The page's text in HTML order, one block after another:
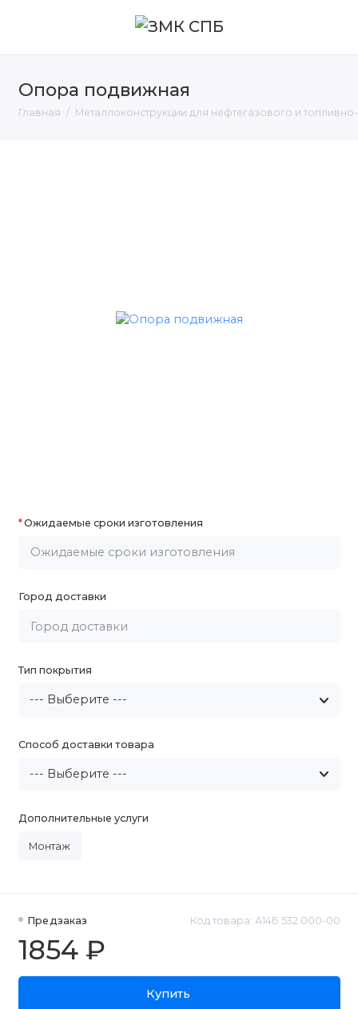
Опора подвижная
Главная Металлоконструкции для нефтегазового и
Предзаказ Код товара: А14Б 532.000-00
1854 ₽
Купить
Ожидаемые сроки изготовления
Город доставки
Тип покрытия
Способ доставки товара
Дополнительные услуги
Монтаж